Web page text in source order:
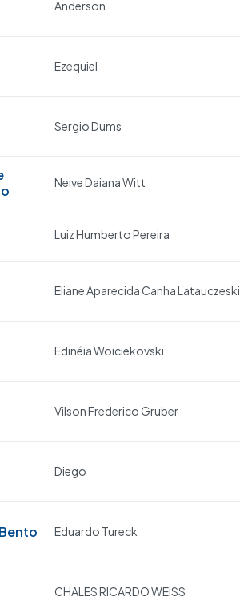
Anderson
Ezequiel
Sergio Dums
Neive Daiana Witt
Luiz Humberto Pereira
Eliane Aparecida Canha Latauczeski
Edinéia Woiciekovski
Vilson Frederico Gruber
Diego
Eduardo Tureck
CHALES RICARDO WEISS